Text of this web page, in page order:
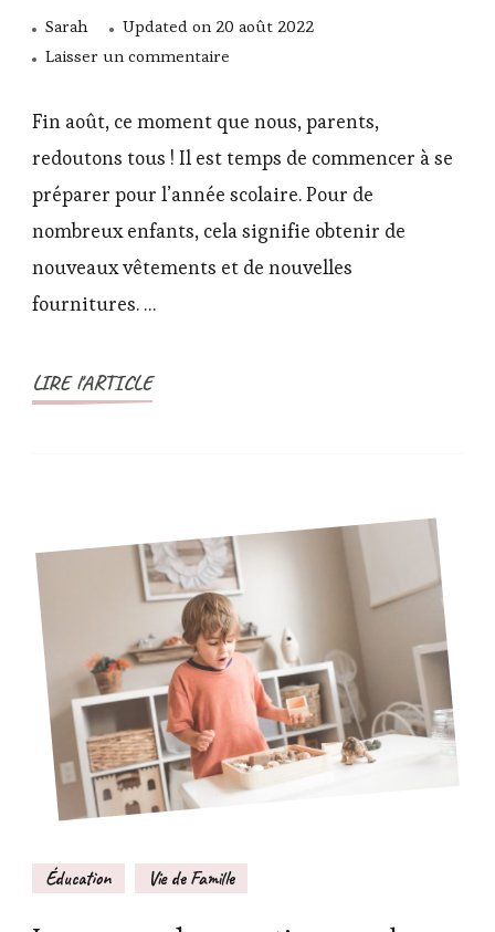
Sarah Updated on 20 août 2022
Laisser un commentaire
à
rentré
scolaire
Fin août, ce moment que nous, parents,
redoutons tous ! Il est temps de commencer à se
préparer pour l’année scolaire. Pour de
nombreux enfants, cela signifie obtenir de
nouveaux vêtements et de nouvelles
fournitures. …
LIRE l'ARTICLE
Éducation Vie de Famille